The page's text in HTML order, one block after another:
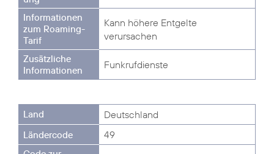
Kann höhere Entgelte
verursachen
Funkrufdienste
Deutschland
49